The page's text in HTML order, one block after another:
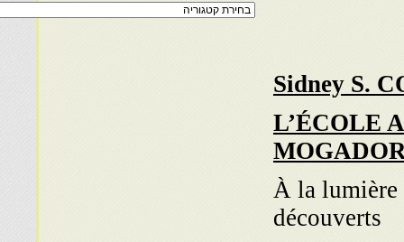
Sidney S.
L’ÉCOLE
À la lumière
découverts
רשימת
הנושאים